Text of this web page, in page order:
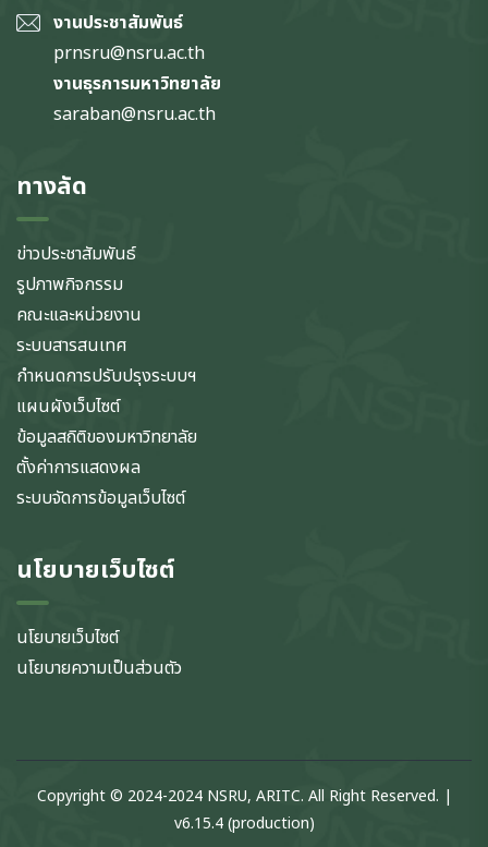
งานประชาสัมพันธ์
prnsru@nsru.ac.th
งานธุรการมหาวิทยาลัย
saraban@nsru.ac.th
ทางลัด
ข่าวประชาสัมพันธ์
รูปภาพกิจกรรม
คณะและหน่วยงาน
ระบบสารสนเทศ
กำหนดการปรับปรุงระบบฯ
แผนผังเว็บไซต์
ข้อมูลสถิติของมหาวิทยาลัย
ตั้งค่าการแสดงผล
ระบบจัดการข้อมูลเว็บไซต์
นโยบายเว็บไซต์
นโยบายเว็บไซต์
นโยบายความเป็นส่วนตัว
Copyright © 2024-2024 NSRU, ARITC. All Right Reserved. |
v6.15.4 (production)